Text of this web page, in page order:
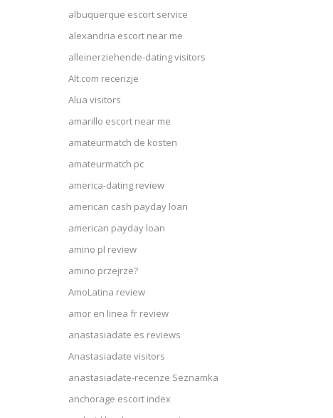
albuquerque escort service
alexandria escort near me
alleinerziehende-dating visitors
Alt.com recenzje
Alua visitors
amarillo escort near me
amateurmatch de kosten
amateurmatch pc
america-dating review
american cash payday loan
american payday loan
amino pl review
amino przejrze?
AmoLatina review
amor en linea fr review
anastasiadate es reviews
Anastasiadate visitors
anastasiadate-recenze Seznamka
anchorage escort index